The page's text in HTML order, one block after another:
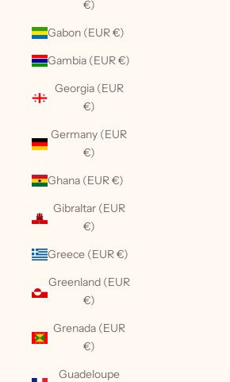
€)
Gabon (EUR €)
Gambia (EUR €)
Georgia (EUR
€)
Germany (EUR
€)
Ghana (EUR €)
Gibraltar (EUR
€)
Greece (EUR €)
Greenland (EUR
€)
Grenada (EUR
€)
Guadeloupe